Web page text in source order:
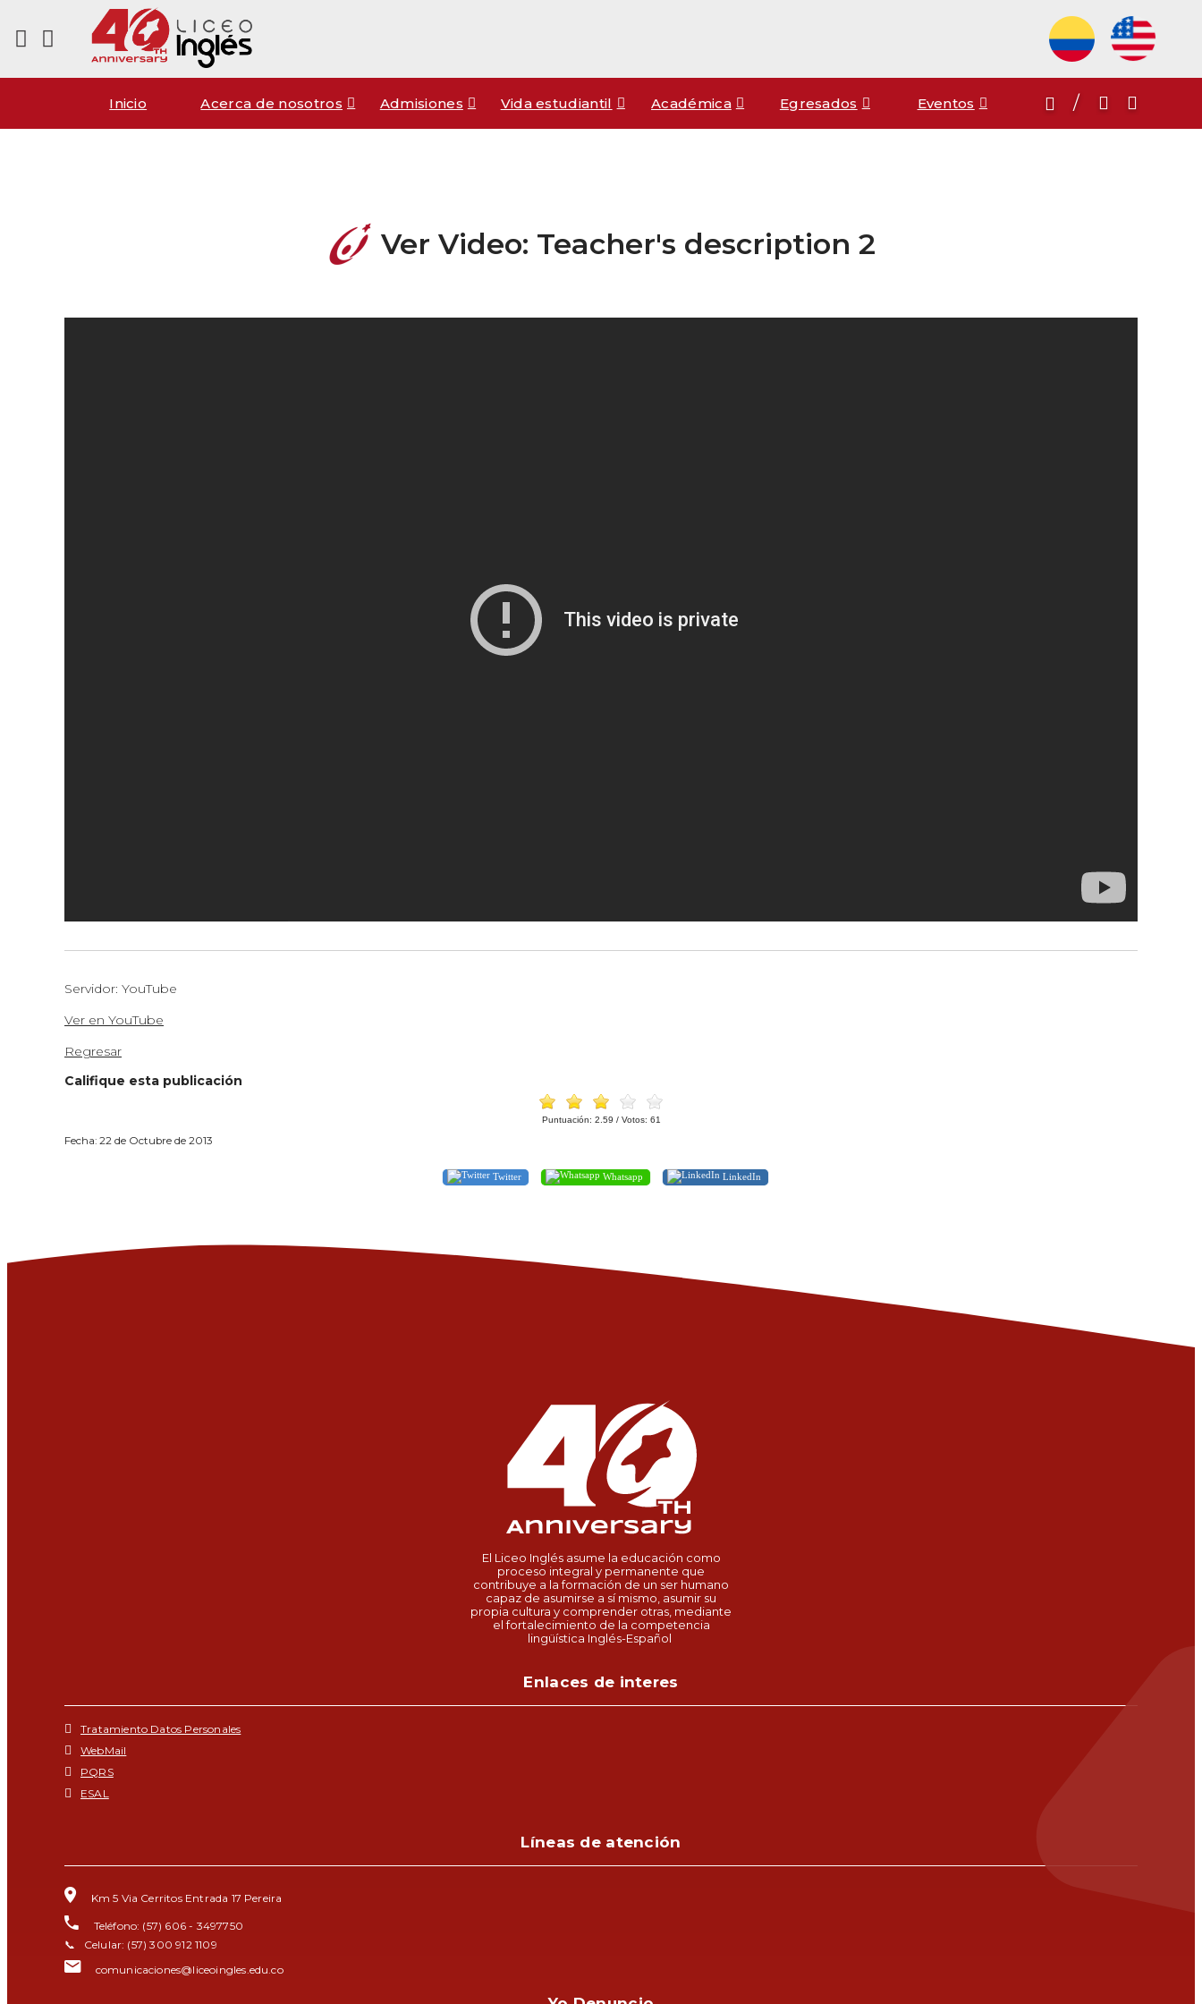
Inicio Acerca de nosotros Admisiones Vida estudiantil Académica Egresados Eventos /
Ver Video: Teacher's description 2
Servidor: YouTube
Ver en YouTube
Regresar
Califique esta publicación
Puntuación: 2.59 / Votos: 61
Fecha: 22 de Octubre de 2013
Twitter Whatsapp LinkedIn
El Liceo Inglés asume la educación como
proceso integral y permanente que
contribuye a la formación de un ser humano
capaz de asumirse a sí mismo, asumir su
propia cultura y comprender otras, mediante
el fortalecimiento de la competencia
lingüística Inglés-Español
Enlaces de interes
Tratamiento Datos Personales
WebMail
PQRS
ESAL
Líneas de atención
Km 5 Via Cerritos Entrada 17 Pereira
Teléfono: (57) 606 - 3497750
📞 Celular: (57) 300 912 1109
comunicaciones@liceoingles.edu.co